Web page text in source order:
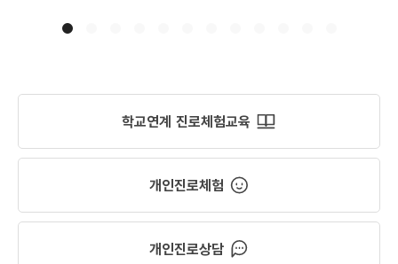
학교연계 진로체험교육
개인진로체험
개인진로상담